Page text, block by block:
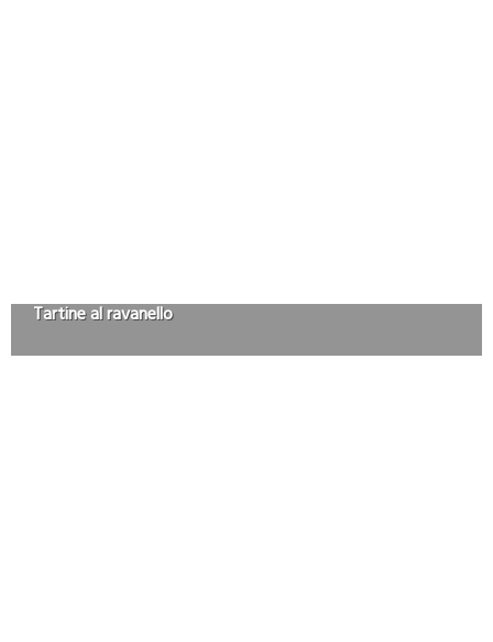
Tartine al ravanello